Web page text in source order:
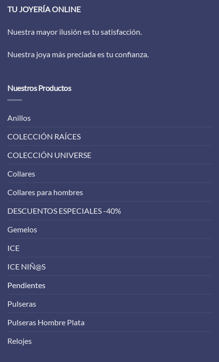
TU JOYERÍA ONLINE
Nuestra mayor ilusión es tu satisfacción.
Nuestra joya más preciada es tu confianza.
Nuestros Productos
Anillos
COLECCIÓN RAÍCES
COLECCIÓN UNIVERSE
Collares
Collares para hombres
DESCUENTOS ESPECIALES -40%
Gemelos
ICE
ICE NIÑ@S
Pendientes
Pulseras
Pulseras Hombre Plata
Relojes